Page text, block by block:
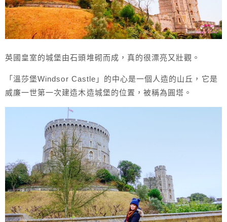
英國皇室的城堡由石頭堆砌而成，真的很漂亮又壯觀。
「溫莎堡Windsor Castle」的中心是一個人造的山丘，它是
威廉一世第一次建造木造城堡的位置，被稱為圓塔。